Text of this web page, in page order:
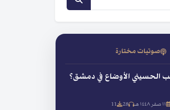
صوتيات مختارة
الحسيني الأوضاع في دمشق؟
١١ صفر ١٤٤٨ هـ 28
11